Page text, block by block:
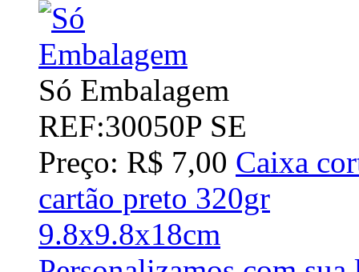
Só Embalagem
REF:30050P SE
Preço: R$ 7,00 Caixa
cartão preto 320gr
9.8x9.8x18cm